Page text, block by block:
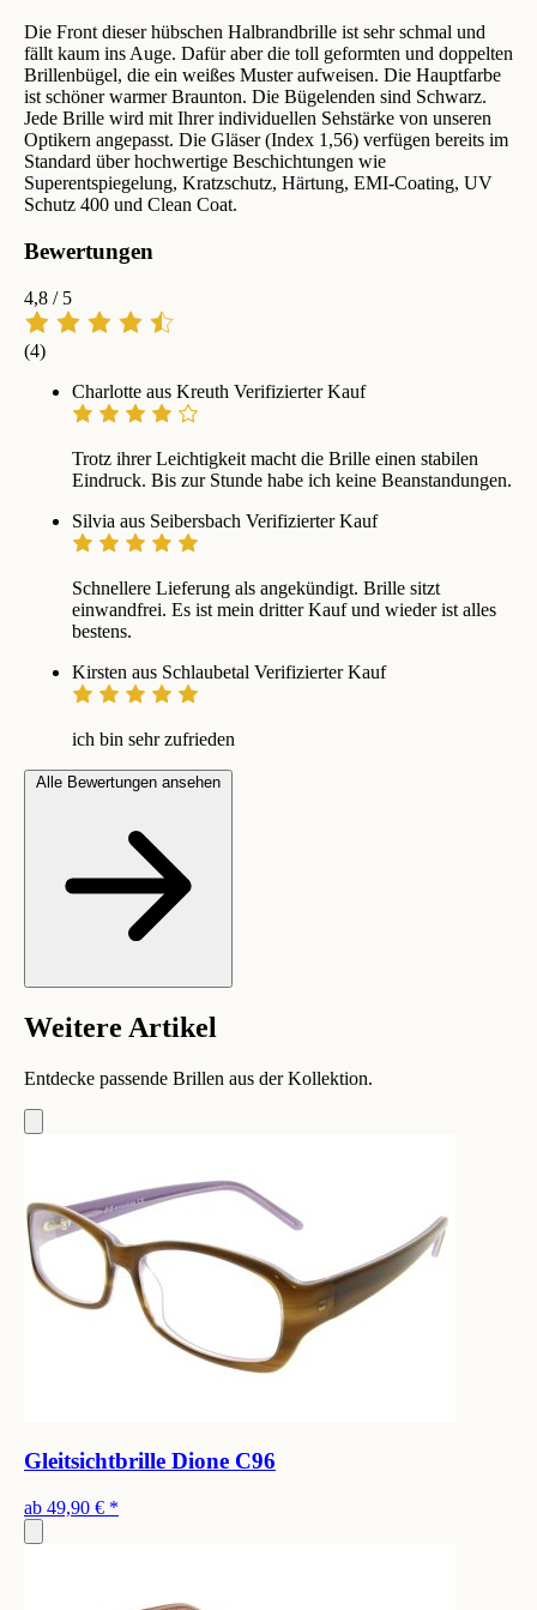
Die Front dieser hübschen Halbrandbrille ist sehr schmal und
fällt kaum ins Auge. Dafür aber die toll geformten und doppelten
Brillenbügel, die ein weißes Muster aufweisen. Die Hauptfarbe
ist schöner warmer Braunton. Die Bügelenden sind Schwarz.
Jede Brille wird mit Ihrer individuellen Sehstärke von unseren
Optikern angepasst. Die Gläser (Index 1,56) verfügen bereits im
Standard über hochwertige Beschichtungen wie
Superentspiegelung, Kratzschutz, Härtung, EMI-Coating, UV
Schutz 400 und Clean Coat.
Bewertungen
4,8 / 5
(4)
Charlotte aus Kreuth Verifizierter Kauf
Trotz ihrer Leichtigkeit macht die Brille einen stabilen
Eindruck. Bis zur Stunde habe ich keine Beanstandungen.
Silvia aus Seibersbach Verifizierter Kauf
Schnellere Lieferung als angekündigt. Brille sitzt
einwandfrei. Es ist mein dritter Kauf und wieder ist alles
bestens.
Kirsten aus Schlaubetal Verifizierter Kauf
ich bin sehr zufrieden
Alle Bewertungen ansehen
Weitere Artikel
Entdecke passende Brillen aus der Kollektion.
Gleitsichtbrille Dione C96
ab 49,90 € *